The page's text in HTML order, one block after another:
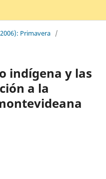
Primavera /
indígena y las
a la